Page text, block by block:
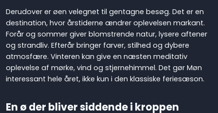
Derudover er øen velegnet til gentagne besøg. Det er en
destination, hvor årstiderne ændrer oplevelsen markant.
Forår og sommer giver blomstrende natur, lysere aftener
og strandliv. Efterår bringer farver, stilhed og dybere
atmosfære. Vinteren kan give en næsten meditativ
oplevelse af mørke, vind og stjernehimmel. Det gør Møn
interessant hele året, ikke kun i den klassiske feriesæson.
En ø der bliver siddende i kroppen